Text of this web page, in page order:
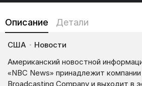
24 канал
2+2
ДжеДАІ.
FreeДОМ
Реальна історія.
Описание Детали
США · Новости
Американский новостной
«NBC News» принадлежит
Broadcasting Company и выходит в